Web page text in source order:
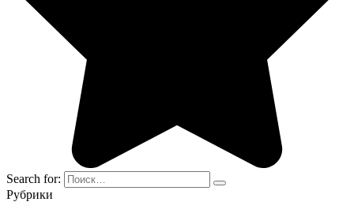
Search for:
Рубрики